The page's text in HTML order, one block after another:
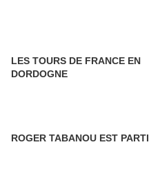
LES TOURS DE FRANCE EN
DORDOGNE
ROGER TABANOU EST PARTI